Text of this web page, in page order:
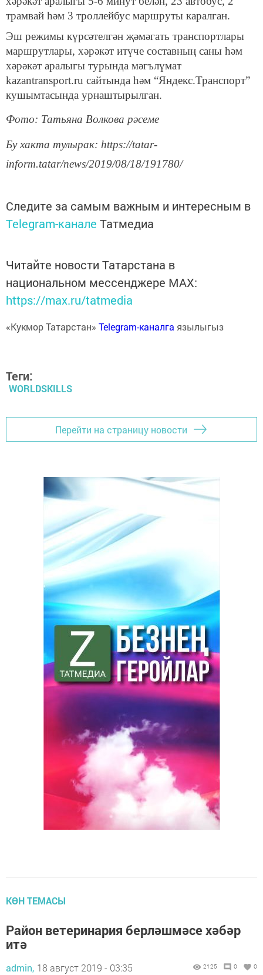
трамвай һәм 3 троллейбус маршруты каралган.
Эш режимы күрсәтелгән җәмәгать транспортлары
маршрутлары, хәрәкәт итүче составның саны һәм
хәрәкәт аралыгы турында мәгълүмат
kazantransport.ru сайтында һәм “Яндекс.Транспорт”
кушымтасында урнаштырылган.
Фото: Татьяна Волкова рәсеме
Бу хакта тулырак: https://tatar-
inform.tatar/news/2019/08/18/191780/
Следите за самым важным и интересным в
Telegram-канале Татмедиа
Читайте новости Татарстана в
национальном мессенджере MАХ:
https://max.ru/tatmedia
«Кукмор Татарстан» Telegram-каналга язылыгыз
Теги:
WORLDSKILLS
Перейти на страницу новости
КӨН ТЕМАСЫ
Район ветеринария берләшмәсе хәбәр
итә
admin, 18 август 2019 - 03:35 2125 0 0